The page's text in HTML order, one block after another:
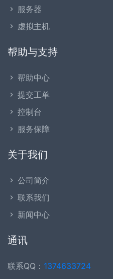
服务器
虚拟主机
帮助与支持
帮助中心
提交工单
控制台
服务保障
关于我们
公司简介
联系我们
新闻中心
通讯
联系QQ： 1374633724